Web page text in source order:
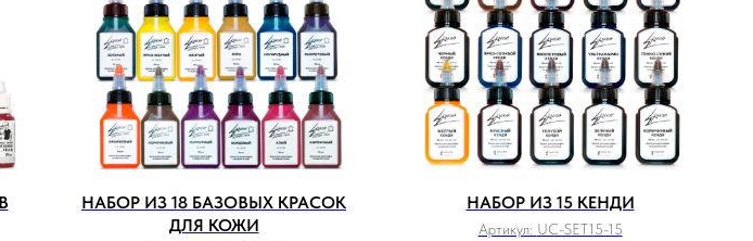
НАБОР ИЗ 18 БАЗОВЫХ КРАСОК
ДЛЯ КОЖИ
НАБОР ИЗ 15 КЕНДИ
Артикул: UC-SET15-15